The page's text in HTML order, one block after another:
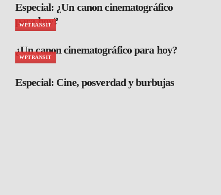
Especial: ¿Un canon cinematográfico
para hoy?
WPTRANSIT
¿Un canon cinematográfico para hoy?
WPTRANSIT
Especial: Cine, posverdad y burbujas